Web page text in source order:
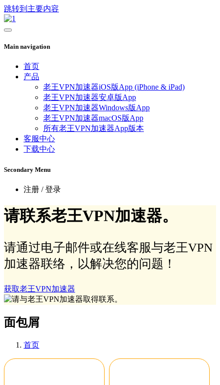
跳转到主要内容
Main navigation
首页
产品
老王VPN加速器iOS版App (iPhone & iPad)
老王VPN加速器安卓版App
老王VPN加速器Windows版App
老王VPN加速器macOS版App
所有老王VPN加速器App版本
客服中心
下载中心
Secondary Menu
注册 / 登录
请联系老王VPN加速器。
请通过电子邮件或在线客服与老王VPN
加速器联络，以解决您的问题！
获取老王VPN加速器
面包屑
首页